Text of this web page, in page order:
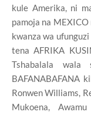
kule Amerika, ni
pamoja na
kwanza wa
tena AFRIKA
Tshabalala
BAFANABAFANA
Ronwen Williams,
Mukoena,